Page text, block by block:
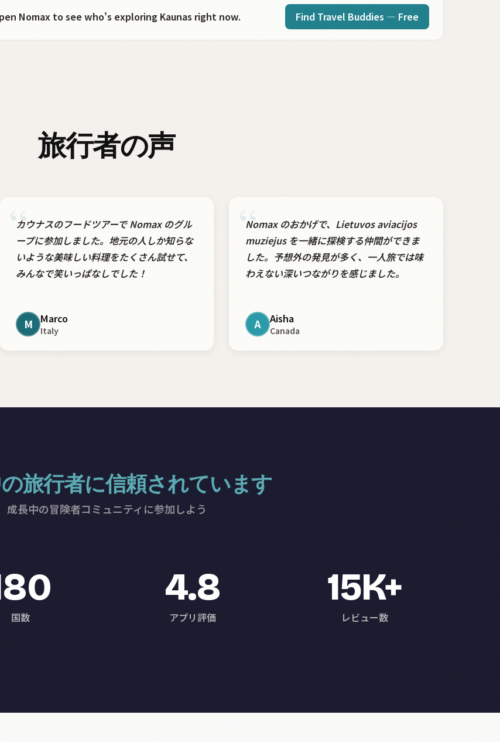
Nomax to see who's exploring Kaunas right now. Find Travel Buddies — Free
旅行者の声
“
カウナスのフードツアーで Nomax のグル
ープに参加しました。地元の人しか知らな
いような美味しい料理をたくさん試せて、
みんなで笑いっぱなしでした！
M Marco
Italy
“
Nomax のおかげで、Lietuvos aviacijos
muziejus を一緒に探検する仲間ができま
した。予想外の発見が多く、一人旅では味
わえない深いつながりを感じました。
A Aisha
Canada
旅行者に信頼されています
成長中の冒険者コミュニティに参加しよう
国数
4.8
アプリ評価
15K+
レビュー数